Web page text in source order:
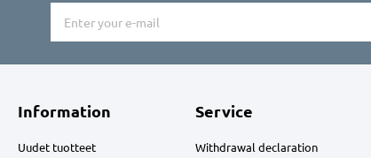
Information
Uudet tuotteet
Service
Withdrawal declaration